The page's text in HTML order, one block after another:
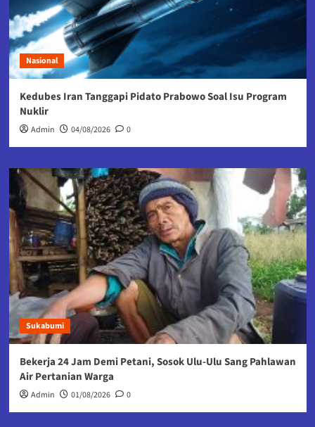
Nasional
Kedubes Iran Tanggapi Pidato Prabowo Soal Isu Program
Nuklir
Admin 04/08/2026 0
Sukabumi
Bekerja 24 Jam Demi Petani, Sosok Ulu-Ulu Sang Pahlawan
Air Pertanian Warga
Admin 01/08/2026 0